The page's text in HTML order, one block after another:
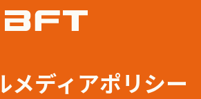
メディアポリシー